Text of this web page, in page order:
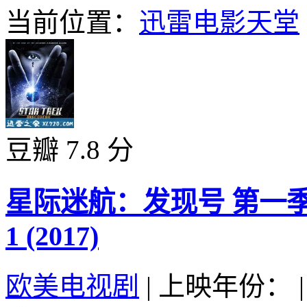
当前位置： 迅雷电影天堂
豆瓣 7.8 分
星际迷航：发现号 第一
1 (2017)
欧美电视剧 | 上映年份：
|